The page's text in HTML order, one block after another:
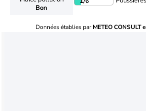
Bon
Données établies parMETEO